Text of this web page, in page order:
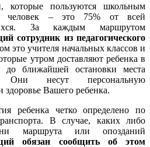
которые пользуются школьным
человек – это 75% от всей
За каждым маршрутом
сотрудник из педагогического
это учителя начальных классов и
утром доставляют ребенка в
ближайшей остановки места
Они несут персональную
здоровье Вашего ребенка.
ребенка четко определено по
В случае, каких либо
маршрута или опозданий
обязан сообщить об этом